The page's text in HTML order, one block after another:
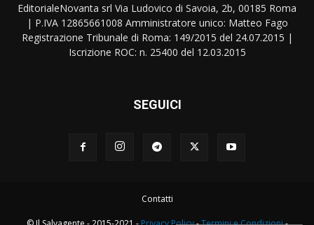
EditorialeNovanta srl Via Ludovico di Savoia, 2b, 00185 Roma
| P.IVA 12865661008 Amministratore unico: Matteo Fago
Registrazione Tribunale di Roma: 149/2015 del 24.07.2015 |
Iscrizione ROC: n. 25400 del 12.03.2015
SEGUICI
Contatti